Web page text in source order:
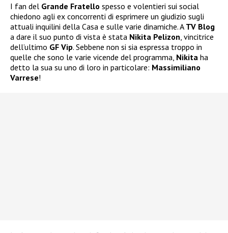
I fan del Grande Fratello spesso e volentieri sui social
chiedono agli ex concorrenti di esprimere un giudizio sugli
attuali inquilini della Casa e sulle varie dinamiche. A TV Blog
a dare il suo punto di vista è stata Nikita Pelizon , vincitrice
dell’ultimo GF Vip. Sebbene non si sia espressa troppo in
quelle che sono le varie vicende del programma, Nikita ha
detto la sua su uno di loro in particolare: Massimiliano
Varrese!